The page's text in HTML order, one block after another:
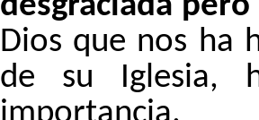
Dios que nos ha
de su Iglesia,